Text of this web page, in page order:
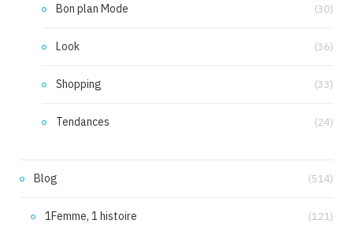
Bon plan Mode (30)
Look (36)
Shopping (33)
Tendances (24)
Blog (514)
1Femme, 1 histoire (121)